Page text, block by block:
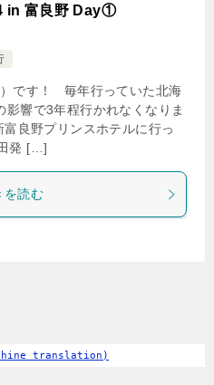
in 富良野 Day①
です！ 毎年行っていた北海
響で3年程行かれなくなりま
良野プリンスホテルに行っ
発 […]
を読む
translation)